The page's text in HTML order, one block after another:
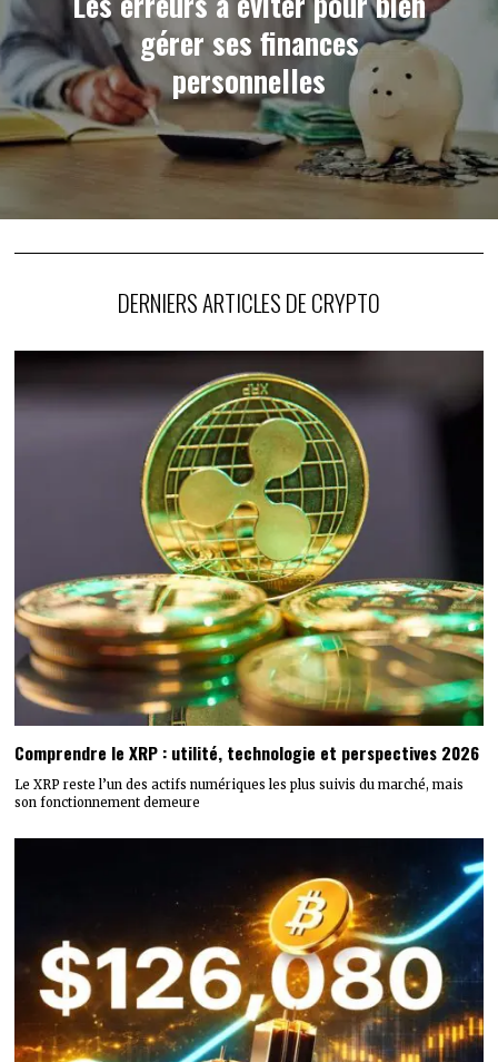
gérer ses finances
personnelles
DERNIERS ARTICLES DE CRYPTO
Comprendre le XRP : utilité, technologie et perspectives 2026
Le XRP reste l’un des actifs numériques les plus suivis du marché, mais
son fonctionnement demeure